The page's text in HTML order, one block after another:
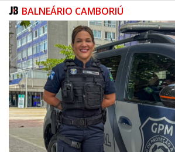
BALNEÁRIO CAMBORIÚ